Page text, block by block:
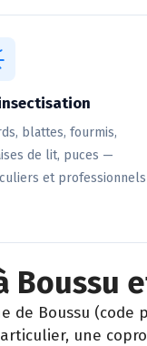
blattes, fourmis,
de lit, puces —
et professionnels
Boussu
de Boussu (code
une